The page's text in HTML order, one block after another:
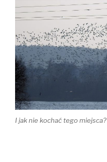
I jak nie kochać tego miejsca?